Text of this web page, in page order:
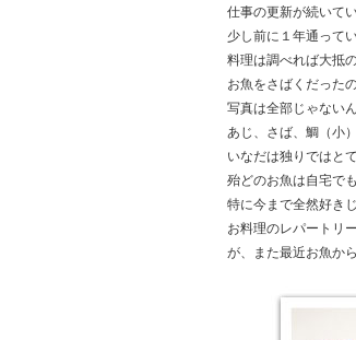
仕事の更新が続いて
少し前に１年通って
料理は調べれば大抵
お魚をさばくだった
写真は全部じゃない
あじ、さば、鯛（小
いなだは独りではと
殆どのお魚は自宅で
特に今まで全然好き
お料理のレパートリ
が、また最近お魚か